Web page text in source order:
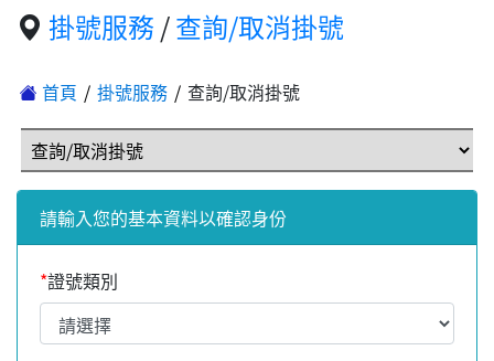
掛號服務 /查詢/取消掛號
首頁 掛號服務 查詢/取消掛號
請輸入您的基本資料以確認身份
*證號類別